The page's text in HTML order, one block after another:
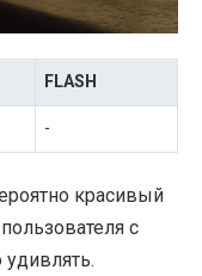
FLASH
-
красивый
с
удивлять.